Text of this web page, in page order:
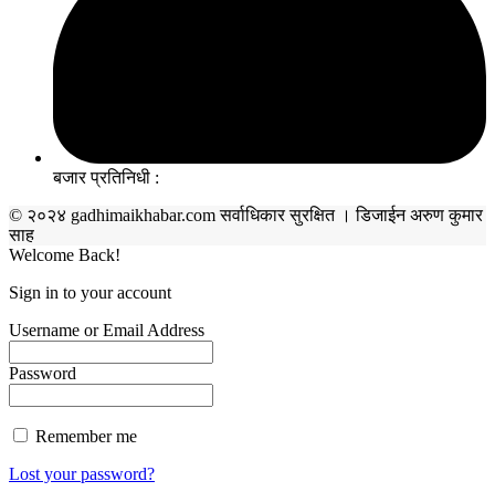
बजार प्रतिनिधी :
© २०२४ gadhimaikhabar.com सर्वाधिकार सुरक्षित । डिजाईन अरुण कुमार
साह
Welcome Back!
Sign in to your account
Username or Email Address
Password
Remember me
Lost your password?